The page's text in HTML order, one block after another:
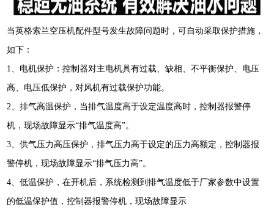
当英格索兰空压机配件型号发生故障问题时，可自动采取保护措施，
如下：
1、电机保护：控制器对主电机具有过载、缺相、不平衡保护、电压
高、电压低保护，对风机有过载保护功能。
2、排气高温保护，当排气温度高于设定温度高时，控制器报警停
机，现场故障显示“排气温度高”。
3、供气压力高压保护，排气压力高于设定的压力高额定，控制器报
警停机，现场故障显示“排气压力高”。
4、低温保护，在开机后，系统检测到排气温度低于厂家参数中设置
的低温保护值，控制器报警停机，现场故障显示